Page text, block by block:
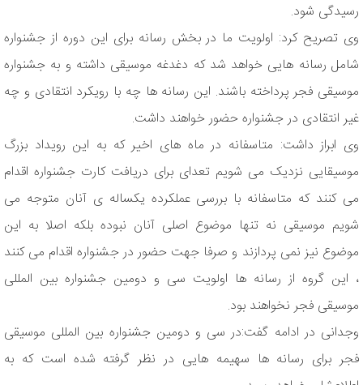
رسیدگی شود.
وی تصریح کرد: اولویت ما در بخش رسانه برای این دوره از جشنواره
شامل رسانه هایی خواهد شد که دغدغه موسیقی داشته و به جشنواره
موسیقی فجر پرداخته باشند. این رسانه ها چه با رویکرد انتقادی و چه
غیر انتقادی در جشنواره حضور خواهند داشت.
وی ابراز داشت: متاسفانه در ماه های اخیر که به این رویداد بزرگ
موسیقایی نزدیک می شویم تعدای برای دریافت کارت جشنواره اقدام
می کنند که متاسفانه با بررسی عملکرده یکساله ی آنان متوجه می
شویم موسیقی نه تنها موضوع اصلی آنان نبوده بلکه اصلا به این
موضوع نیز نمی پردازند و صرفا جهت حضور در جشنواره اقدام می کنند
، این گروه از رسانه ها اولویت سی و دومین جشنواره بین المللی
موسیقی فجر نخواهند بود.
وجدانی در ادامه گفت:در سی و دومین جشنواره بین المللی موسیقی
فجر برای رسانه ها سهیمه هایی در نظر گرفته شده است که به